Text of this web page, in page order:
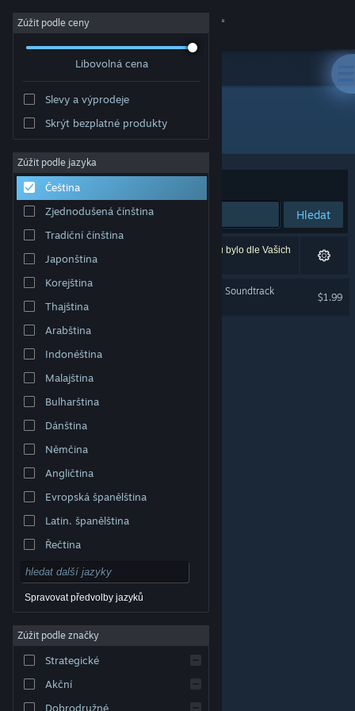
Přihlásit se
Komunita
Informace
Podpora
Změnit jazyk
Mobilní aplikace služby Steam
Desktopová verze stránky
© Valve Corporation. Všechna práva vyhrazena.
příslušných subjektů v USA a dalších zemích.
Smlouva o užívání služby Steam
Cookies
Zúžit podle ceny
Libovolná cena
Slevy a výprodeje
Skrýt bezplatné produkty
Zúžit podle jazyka
Čeština
Zjednodušená čínština
Tradiční čínština
Japonština
Korejština
Thajština
Arabština
Indonéština
Malajština
Bulharština
Dánština
Němčina
Angličtina
Evropská španělština
Latin. španělština
Řečtina
Spravovat předvolby jazyků
Zúžit podle značky
Strategické
Akční
Dobrodružné
Vývojář: KRAKATOA STUDIOS
Seřadit podle
Hledat
Vašemu zadání odpovídá 1 výsledek. 2 produktů bylo dle Vašich
předvoleb vyloučeno z výsledků vyhledávání.
Fractals of Destiny Original Soundtrack
$1.99